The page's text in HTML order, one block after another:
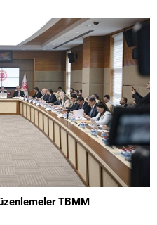
atama ve süre
sevkleri belirlendi. Hava
TBMM